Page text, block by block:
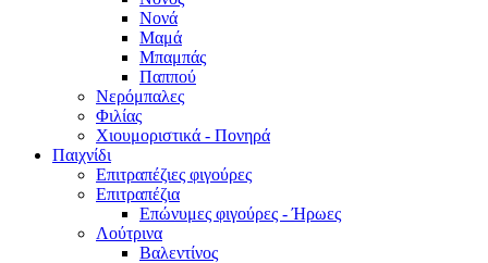
Νονά
Μαμά
Μπαμπάς
Παππού
Νερόμπαλες
Φιλίας
Χιουμοριστικά - Πονηρά
Παιχνίδι
Επιτραπέζιες φιγούρες
Επιτραπέζια
Επώνυμες φιγούρες - Ήρωες
Λούτρινα
Βαλεντίνος